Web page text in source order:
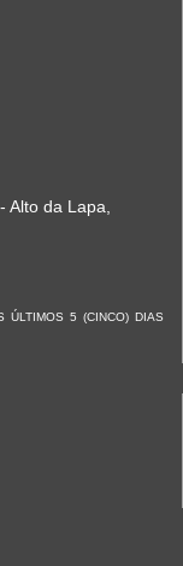
Alto da Lapa,
ÚLTIMOS 5 (CINCO) DIAS